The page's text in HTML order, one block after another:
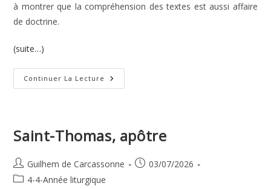
à montrer que la compréhension des textes est aussi affaire
de doctrine.
(suite…)
Continuer La Lecture 14e
Dimanche
Saint-Thomas, apôtre
Auteur/autrice
de
Guilhem de Carcassonne
Publication
03/07/2026
Post4-4-Année liturgique